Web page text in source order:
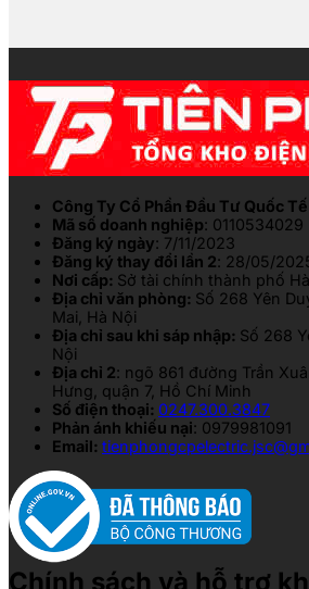
Công Ty Cổ Phần Đầu Tư Quốc
Mã số doanh nghiệp: 0110534029
Đăng ký ngày: 7/11/2023
Đăng ký thay đổi lần 2: 28/05/
Nơi cấp: Sở tài chính thành phố
Địa chỉ văn phòng: Số 268 Yên
Mai, Hà Nội
Địa chỉ sau khi sáp nhập: Số 268
Nội
Địa chỉ 2: ngõ 861 đường Trần
Hưng, quận 7, Hồ Chí Minh
Số điện thoại: 0247.300.3847
Phản ánh khiếu nại: 0979981091
Email:
Chính sách và hỗ trợ